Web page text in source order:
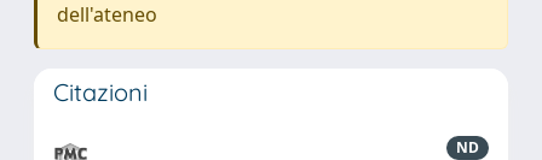
dell'ateneo
Citazioni
ND